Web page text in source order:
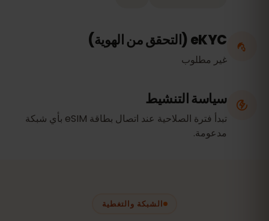
eKYC (التحقق من الهوية)
غير مطلوب
سياسة التنشيط
تبدأ فترة الصلاحية عند اتصال بطاقة eSIM بأي شبكة
مدعومة.
الشبكة والتغطية